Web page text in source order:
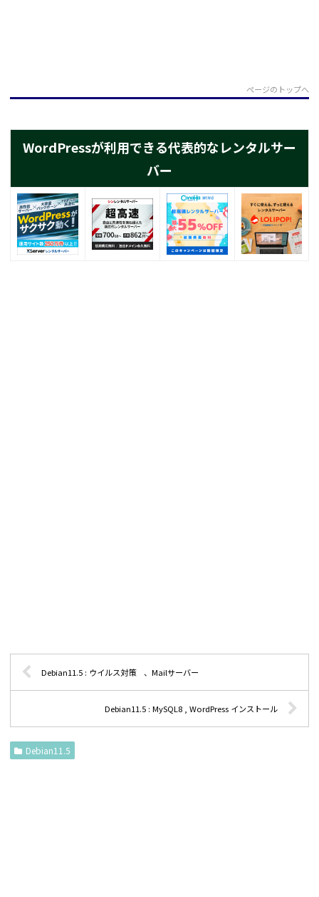
ページのトップへ
WordPressが利用できる代表的なレンタルサー
バー
Debian11.5 : ウイルス対策 、Mailサーバー
Debian11.5 : MySQL8 , WordPress インストール
Debian11.5